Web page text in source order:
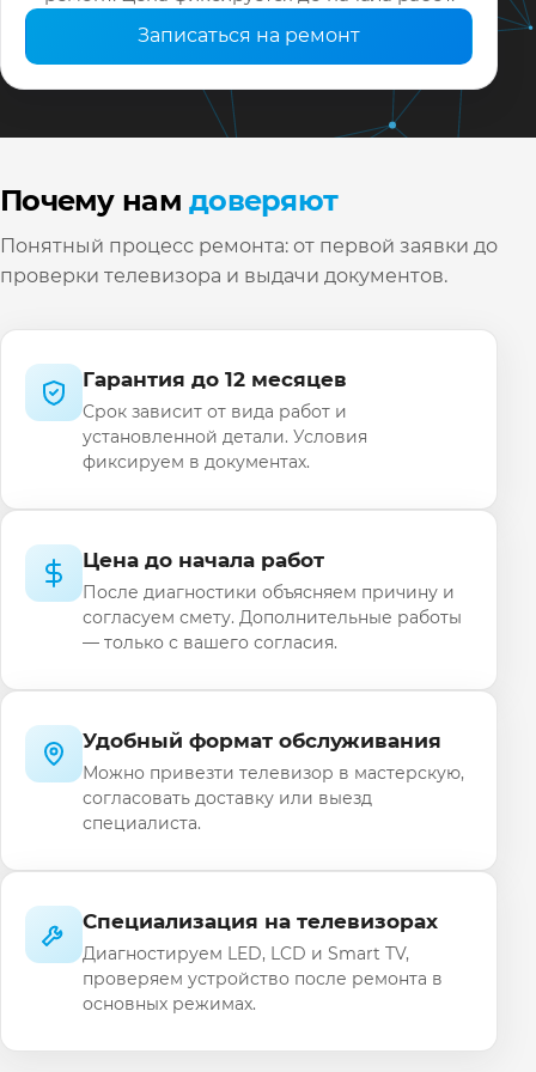
Записаться на ремонт
Почему намдоверяют
Понятный процесс ремонта: от первой заявки до
проверки телевизора и выдачи документов.
Гарантия до 12 месяцев
Срок зависит от вида работ и
установленной детали. Условия
фиксируем в документах.
Цена до начала работ
После диагностики объясняем причину и
согласуем смету. Дополнительные работы
— только с вашего согласия.
Удобный формат обслуживания
Можно привезти телевизор в мастерскую,
согласовать доставку или выезд
специалиста.
Специализация на телевизорах
Диагностируем LED, LCD и Smart TV,
проверяем устройство после ремонта в
основных режимах.